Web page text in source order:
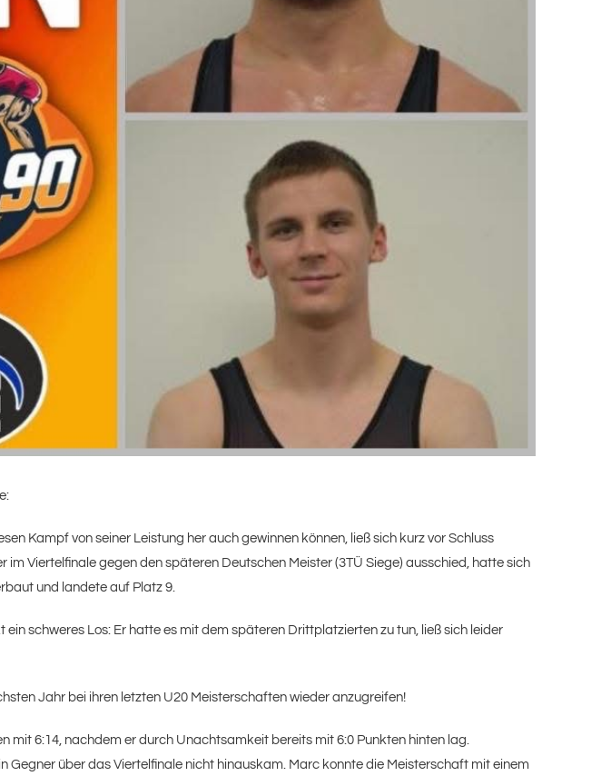
Kampf von seiner Leistung her auch gewinnen können, ließ sich kurz vor Schluss
Viertelfinale gegen den späteren Deutschen Meister (3TÜ Siege) ausschied, hatte sich
und landete auf Platz 9.
schweres Los: Er hatte es mit dem späteren Drittplatzierten zu tun, ließ sich leider
Jahr bei ihren letzten U20 Meisterschaften wieder anzugreifen!
mit 6:14, nachdem er durch Unachtsamkeit bereits mit 6:0 Punkten hinten lag.
Gegner über das Viertelfinale nicht hinauskam. Marc konnte die Meisterschaft mit einem